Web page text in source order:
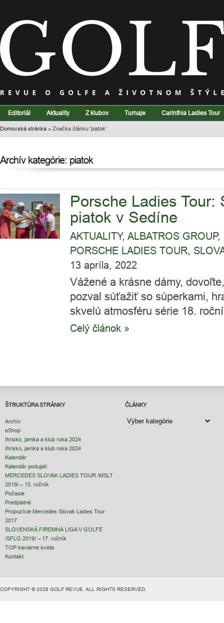
Editoriál Aktuality Z klubov Turnaje Carinthia Ladies Tour
Domovská stránka » Značka článku 'piatok'
Archív kategórie: piatok
Porsche Ladies Tour:
piatok v Sedíne
AKTUALITY, ALBATROS GROUP,
PORSCHE LADIES TOUR,
13 apríla, 2022
Vážené a krásne dámy,
pozval súťažiť so súperkami,
skvelú atmosféru série 18.
Celý článok »
ŠTRUKTÚRA STRÁNKY
Archív
eShop
Ihrisko, jamka a klub roka 2024
Ihrisko, jamka a klub roka 2024
Kalendár
Kalendár podujatí
MERCEDES SLOVAK LADIES TOUR /MSLT
2019/ – 15. ročník
Počasie
Predplatné
Propozície Mercedes Slovak Ladies Tour
2017
SLOVENSKÁ FIREMNÁ LIGA V GOLFE
/SFLG 2019/ – 17. ročník
TOP kaviarne sveta
Kontakt
ČLÁNKY
ČLÁNKY
COPYRIGHT © 2026 GOLF REVUE. ALL RIGHTS RESERVED.